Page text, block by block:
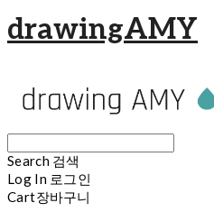
drawingAMY
Search 검색
Log In 로그인
Cart장바구니